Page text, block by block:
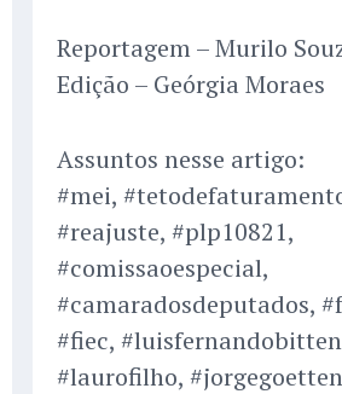
Reportagem – Murilo
Edição – Geórgia Moraes
Assuntos nesse artigo:
#mei,
#reajuste, #plp10821,
#comissaoespecial,
#camaradosdeputados,
#fiec,
#laurofilho,